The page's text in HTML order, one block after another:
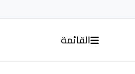
القائمة